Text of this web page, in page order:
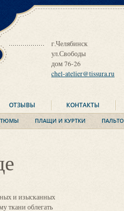
и изысканных
ткани облегать
г.Челябинск
ул.Свободы
дом 76-26
chel-atelier@tissura.ru
ОТЗЫВЫ КОНТАКТЫ
ПЛАЩИ И КУРТКИ ПАЛЬТО